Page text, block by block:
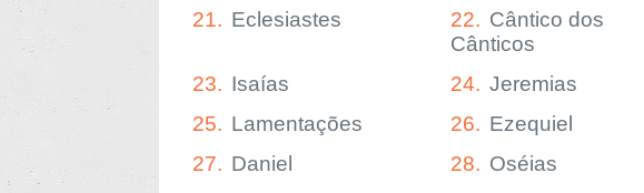
21. Eclesiastes 22. Cântico dos
Cânticos
23. Isaías 24. Jeremias
25. Lamentações 26. Ezequiel
27. Daniel 28. Oséias